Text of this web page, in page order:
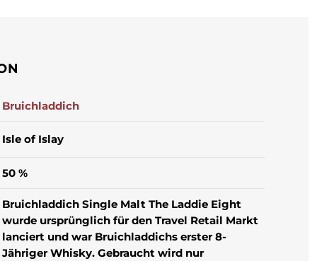
Bruichladdich
Isle of Islay
50 %
Bruichladdich Single Malt The Laddie Eight
wurde ursprünglich für den Travel Retail Markt
lanciert und war Bruichladdichs erster 8-
Jähriger Whisky. Gebraucht wird nur